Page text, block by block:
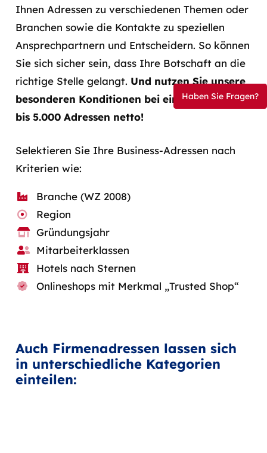
Ihnen Adressen zu verschiedenen Themen oder
Branchen sowie die Kontakte zu speziellen
Ansprechpartnern und Entscheidern. So können
Sie sich sicher sein, dass Ihre Botschaft an die
richtige Stelle gelangt. Und nutzen Sie unsere
besonderen Konditionen bei einer Abnahme
bis 5.000 Adressen netto!
Selektieren Sie Ihre Business-Adressen nach
Kriterien wie:
Branche (WZ 2008)
Region
Gründungsjahr
Mitarbeiterklassen
Hotels nach Sternen
Onlineshops mit Merkmal „Trusted Shop“
Auch Firmenadressen lassen sich
in unterschiedliche Kategorien
einteilen:
Haben Sie Fragen?